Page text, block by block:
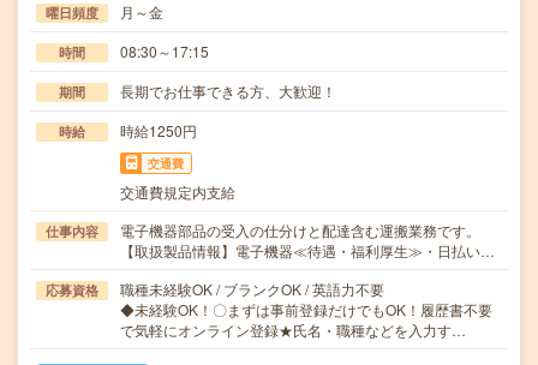
曜日頻度 月～金
時間 08:30～17:15
期間 長期でお仕事できる方、大歓迎！
時給 時給1250円
交通費
交通費規定内支給
仕事内容
電子機器部品の受入の仕分けと配達含む運搬業務です。
【取扱製品情報】電子機器≪待遇・福利厚生≫・日払い…
応募資格
職種未経験OK / ブランクOK / 英語力不要
◆未経験OK！〇まずは事前登録だけでもOK！履歴書不要
で気軽にオンライン登録★氏名・職種などを入力す…